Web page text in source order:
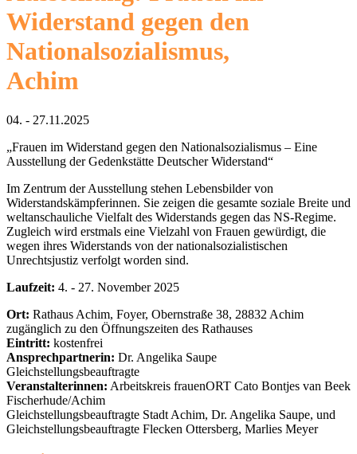
Widerstand gegen den
Nationalsozialismus,
Achim
04. - 27.11.2025
„Frauen im Widerstand gegen den Nationalsozialismus – Eine
Ausstellung der Gedenkstätte Deutscher Widerstand“
Im Zentrum der Ausstellung stehen Lebensbilder von
Widerstandskämpferinnen. Sie zeigen die gesamte soziale Breite und
weltanschauliche Vielfalt des Widerstands gegen das NS-Regime.
Zugleich wird erstmals eine Vielzahl von Frauen gewürdigt, die
wegen ihres Widerstands von der nationalsozialistischen
Unrechtsjustiz verfolgt worden sind.
Laufzeit: 4. - 27. November 2025
Ort: Rathaus Achim, Foyer, Obernstraße 38, 28832 Achim
zugänglich zu den Öffnungszeiten des Rathauses
Eintritt: kostenfrei
Ansprechpartnerin: Dr. Angelika Saupe
Gleichstellungsbeauftragte
Veranstalterinnen: Arbeitskreis frauenORT Cato Bontjes van Beek
Fischerhude/Achim
Gleichstellungsbeauftragte Stadt Achim, Dr. Angelika Saupe, und
Gleichstellungsbeauftragte Flecken Ottersberg, Marlies Meyer